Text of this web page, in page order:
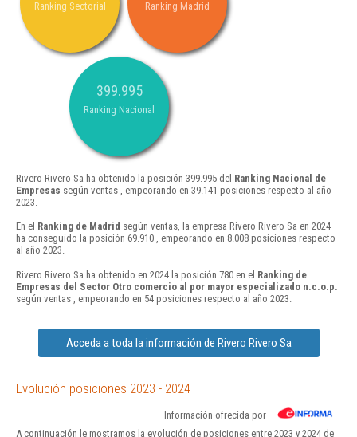
Ranking Sectorial Ranking Madrid
399.995
Ranking Nacional
Rivero Rivero Sa ha obtenido la posición 399.995 del Ranking Nacional de
Empresas según ventas , empeorando en 39.141 posiciones respecto al año
2023.
En el Ranking de Madrid según ventas, la empresa Rivero Rivero Sa en 2024
ha conseguido la posición 69.910 , empeorando en 8.008 posiciones respecto
al año 2023.
Rivero Rivero Sa ha obtenido en 2024 la posición 780 en el Ranking de
Empresas del Sector Otro comercio al por mayor especializado n.c.o.p.
según ventas , empeorando en 54 posiciones respecto al año 2023.
Acceda a toda la información de Rivero Rivero Sa
Evolución posiciones 2023 - 2024
Información ofrecida por
A continuación le mostramos la evolución de posiciones entre 2023 y 2024 de